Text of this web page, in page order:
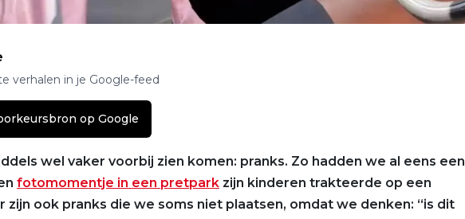
verhalen in je Google-feed
op Google
wel vaker voorbij zien komen: pranks. Zo hadden we al eens een
fotomomentje in een pretpark zijn kinderen trakteerde op een
zijn ook pranks die we soms niet plaatsen, omdat we denken: “is dit